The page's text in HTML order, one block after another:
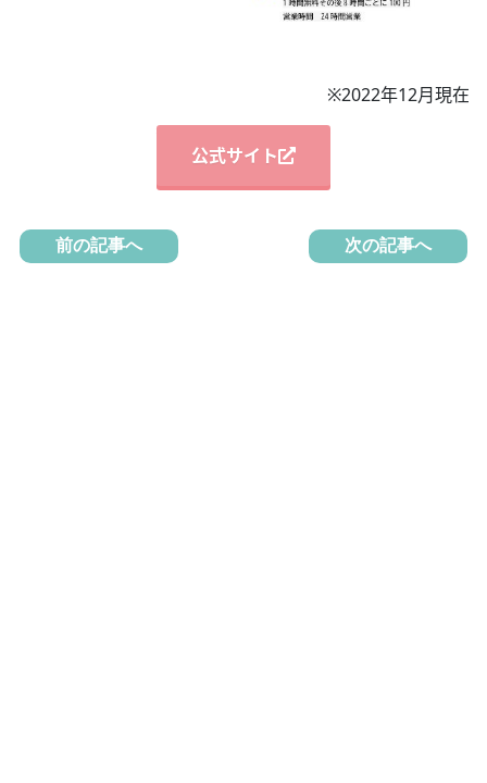
※2022年12月現在
公式サイト
前の記事へ 次の記事へ